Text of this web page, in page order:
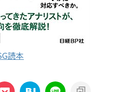
読本